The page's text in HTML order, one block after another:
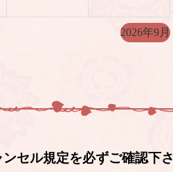
2026年9月
セル規定を必ずご確認下さ